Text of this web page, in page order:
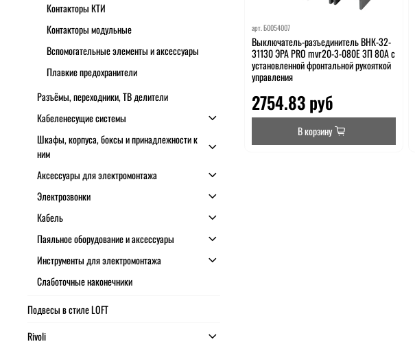
арт. Б0054007
Выключатель-разъединитель ВНК-32-
31130 ЭРА PRO mvr20-3-080E 3П 80А с
установленной фронтальной рукояткой
управления
2754.83 руб
В корзину
Контакторы КТИ
Контакторы модульные
Вспомогательные элементы и аксессуары
Плавкие предохранители
Разъёмы, переходники, ТВ делители
Кабеленесущие системы
Шкафы, корпуса, боксы и принадлежности к
ним
Аксессуары для электромонтажа
Электрозвонки
Кабель
Паяльное оборудование и аксессуары
Инструменты для электромонтажа
Слаботочные наконечники
Подвесы в стиле LOFT
Rivoli